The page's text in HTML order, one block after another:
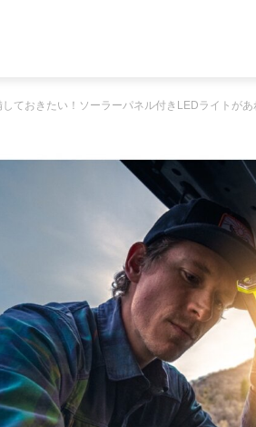
しておきたい！ソーラーパネル付きLEDライトが